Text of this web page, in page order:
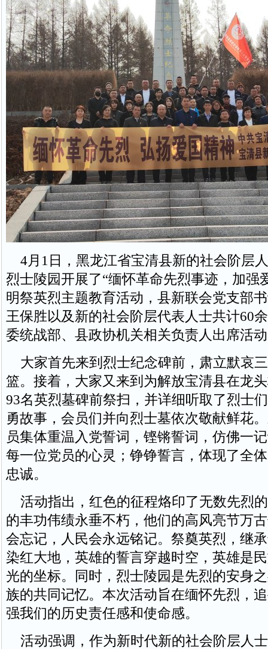
4月1日，黑龙江省宝清县新的社会阶层
烈士陵园开展了“缅怀革命先烈事迹，加强
明祭英烈主题教育活动，县新联会党支部
王保胜以及新的社会阶层代表人士共计60
委统战部、县政协机关相关负责人出席活
大家首先来到烈士纪念碑前，肃立默哀
篮。接着，大家又来到为解放宝清县在龙
93名英烈墓碑前祭扫，并详细听取了烈士
勇故事，会员们并向烈士墓依次敬献鲜花
员集体重温入党誓词，铿锵誓词，仿佛一
每一位党员的心灵；铮铮誓言，体现了全
忠诚。
活动指出，红色的征程烙印了无数先烈
的丰功伟绩永垂不朽，他们的高风亮节万
会忘记，人民会永远铭记。祭奠英烈，继
染红大地，英雄的誓言穿越时空，英雄是
光的坐标。同时，烈士陵园是先烈的安身
族的共同记忆。本次活动旨在缅怀先烈，
强我们的历史责任感和使命感。
活动强调，作为新时代新的社会阶层人